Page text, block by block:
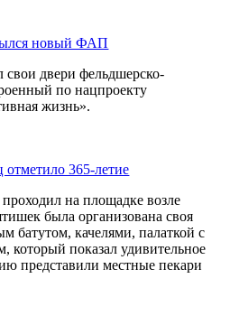
новый ФАП
двери фельдшерско-
по нацпроекту
жизнь».
365-летие
на площадке возле
была организована своя
батутом, качелями, палаткой с
который показал удивительное
представили местные пекари